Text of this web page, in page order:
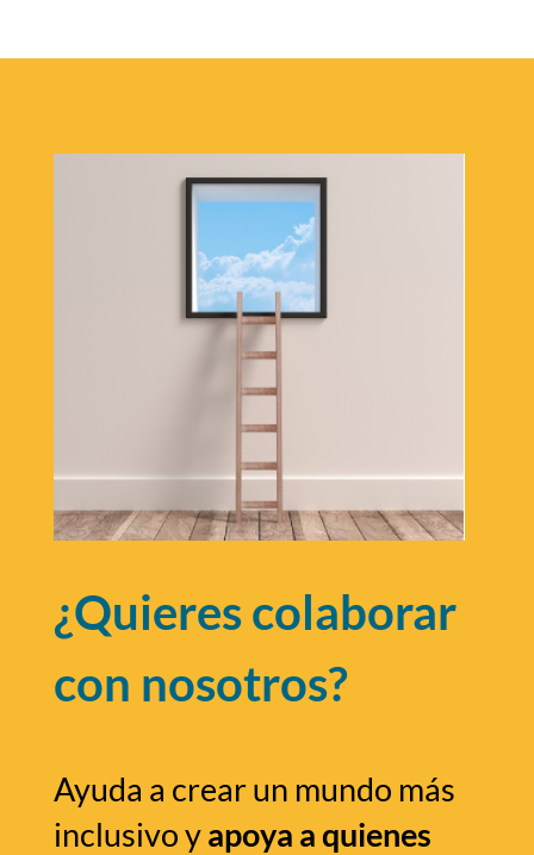
¿Quieres colaborar
con nosotros?
Ayuda a crear un mundo más
inclusivo yapoya a quienes